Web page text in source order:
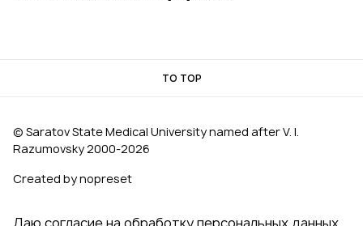
TO TOP
© Saratov State Medical University named after V. I.
Razumovsky 2000‑2026
Created by nopreset